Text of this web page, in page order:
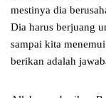
mestinya dia
Dia harus berjuang
sampai kita
berikan adalah